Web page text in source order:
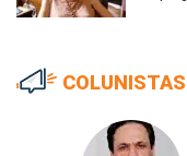
COLUNISTAS